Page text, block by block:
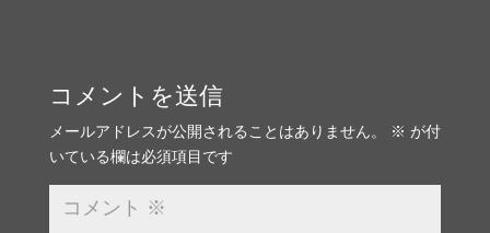
コメントを送信
メールアドレスが公開されることはありません。 ※ が付
いている欄は必須項目です